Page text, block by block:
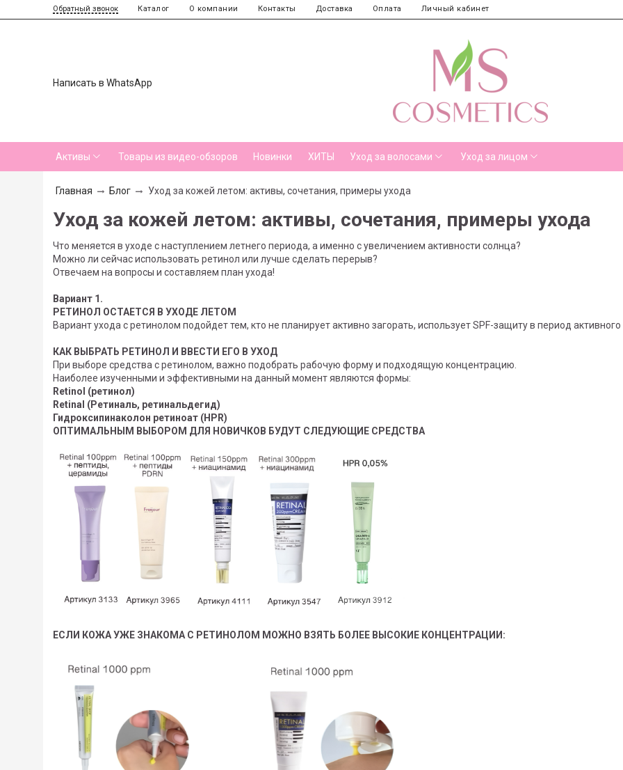
Обратный звонок Каталог О компании Контакты Доставка Оплата Личный кабинет
Написать в WhatsApp
Активы Товары из видео-обзоров Новинки ХИТЫ Уход за волосами Уход за лицом
Главная Блог Уход за кожей летом: активы, сочетания, примеры ухода
Уход за кожей летом: активы, сочетания, примеры ухода
Что меняется в уходе с наступлением летнего периода, а именно с увеличением активности солнца?
Можно ли сейчас использовать ретинол или лучше сделать перерыв?
Отвечаем на вопросы и составляем план ухода!
Вариант 1.
РЕТИНОЛ ОСТАЕТСЯ В УХОДЕ ЛЕТОМ
Вариант ухода с ретинолом подойдет тем, кто не планирует активно загорать, использует SPF-защиту в период активного
КАК ВЫБРАТЬ РЕТИНОЛ И ВВЕСТИ ЕГО В УХОД
При выборе средства с ретинолом, важно подобрать рабочую форму и подходящую концентрацию.
Наиболее изученными и эффективными на данный момент являются формы:
Retinol (ретинол)
Retinal (Ретиналь, ретинальдегид)
Гидроксипинаколон ретиноат (HPR)
ОПТИМАЛЬНЫМ ВЫБОРОМ ДЛЯ НОВИЧКОВ БУДУТ СЛЕДУЮЩИЕ СРЕДСТВА
ЕСЛИ КОЖА УЖЕ ЗНАКОМА С РЕТИНОЛОМ МОЖНО ВЗЯТЬ БОЛЕЕ ВЫСОКИЕ КОНЦЕНТРАЦИИ: